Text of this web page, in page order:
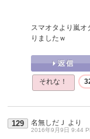
スマオタより嵐オ
りましたｗ
それな！
129 名無しだＪ より
2016年9月9日 9:44